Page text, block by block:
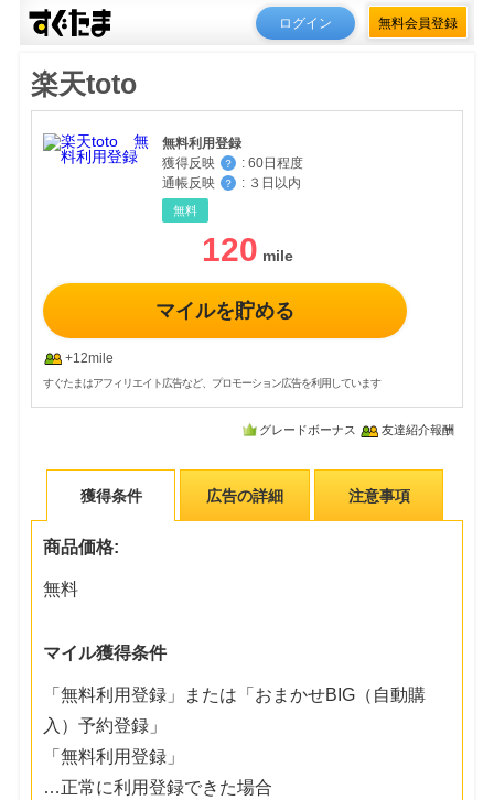
ログイン 無料会員登録
楽天toto
無料利用登録
獲得反映
？ : 60日程度
通帳反映
？ : ３日以内
無料
120
マイルを貯める
+12mile
すぐたまはアフィリエイト広告など、プロモーション広告を利用しています
グレードボーナス 友達紹介報酬
獲得条件 広告の詳細 注意事項
商品価格:
無料
マイル獲得条件
「無料利用登録」または「おまかせBIG（自動購
入）予約登録」
「無料利用登録」
…正常に利用登録できた場合